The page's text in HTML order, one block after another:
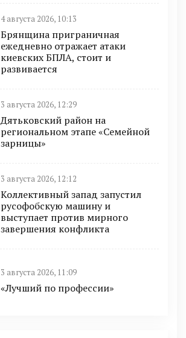
4 августа 2026, 10:13
Брянщина приграничная
ежедневно отражает атаки
киевских БПЛА, стоит и
развивается
3 августа 2026, 12:29
Дятьковский район на
региональном этапе «Семейной
зарницы»
3 августа 2026, 12:12
Коллективный запад запустил
русофобскую машину и
выступает против мирного
завершения конфликта
3 августа 2026, 11:09
«Лучший по профессии»